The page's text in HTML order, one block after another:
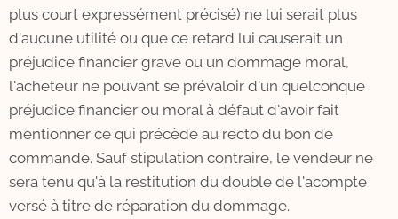
plus court expressément précisé) ne lui serait plus
d'aucune utilité ou que ce retard lui causerait un
préjudice financier grave ou un dommage moral,
l'acheteur ne pouvant se prévaloir d'un quelconque
préjudice financier ou moral à défaut d'avoir fait
mentionner ce qui précède au recto du bon de
commande. Sauf stipulation contraire, le vendeur ne
sera tenu qu'à la restitution du double de l'acompte
versé à titre de réparation du dommage.